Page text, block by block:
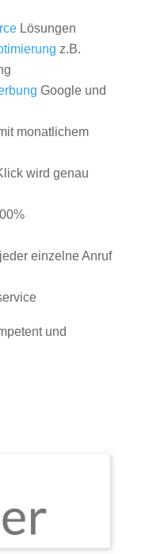
Lösungen
z.B.
Google und
monatlichem
wird genau
einzelne Anruf
und